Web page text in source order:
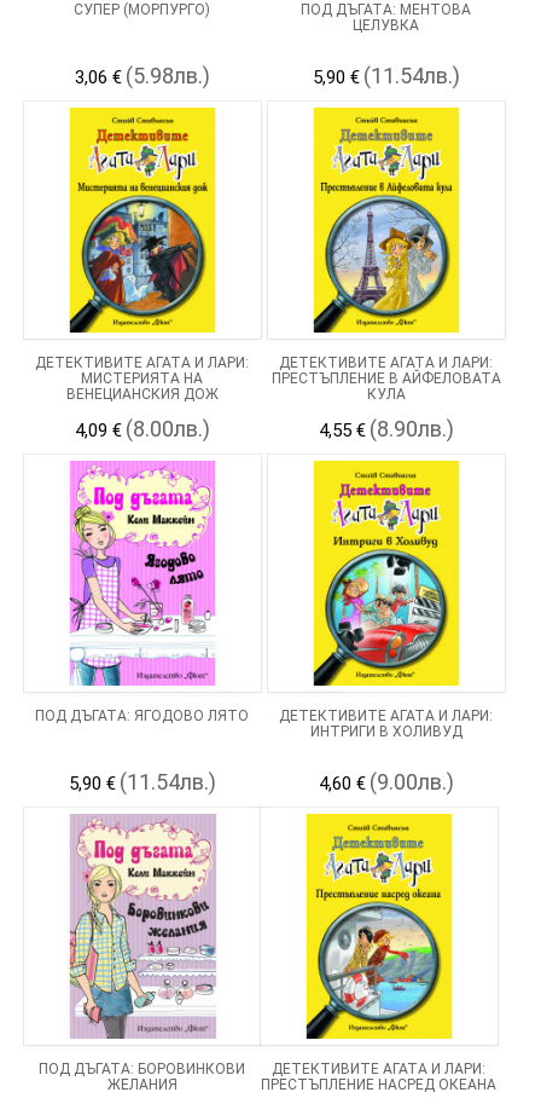
СУПЕР (МОРПУРГО)
3,06 € (5.98лв.)
ПОД ДЪГАТА: МЕНТОВА
ЦЕЛУВКА
5,90 € (11.54лв.)
ДЕТЕКТИВИТЕ АГАТА И ЛАРИ:
МИСТЕРИЯТА НА
ВЕНЕЦИАНСКИЯ ДОЖ
4,09 € (8.00лв.)
ДЕТЕКТИВИТЕ АГАТА И ЛАРИ:
ПРЕСТЪПЛЕНИЕ В АЙФЕЛОВАТА
КУЛА
4,55 € (8.90лв.)
ПОД ДЪГАТА: ЯГОДОВО ЛЯТО
5,90 € (11.54лв.)
ДЕТЕКТИВИТЕ АГАТА И ЛАРИ:
ИНТРИГИ В ХОЛИВУД
4,60 € (9.00лв.)
ПОД ДЪГАТА: БОРОВИНКОВИ
ЖЕЛАНИЯ
ДЕТЕКТИВИТЕ АГАТА И ЛАРИ:
ПРЕСТЪПЛЕНИЕ НАСРЕД ОКЕАНА